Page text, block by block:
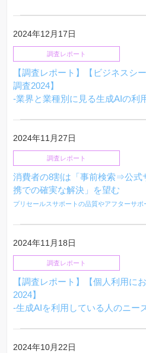
2024年12月17日
調査レポート
【調査レポート】【ビジネスシ
調査2024】
-業界と業種別に見る生成AIの利
2024年11月27日
調査レポート
消費者の8割は「事前検索⇒公
携での確実な解決」を望む
プリセールスサポートの品質やアフターサ
2024年11月18日
調査レポート
【調査レポート】【個人利用に
2024】
-生成AIを利用している人のニー
2024年10月22日